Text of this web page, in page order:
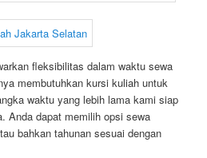
fleksibilitas dalam waktu sewa
membutuhkan kursi kuliah untuk
waktu yang lebih lama kami siap
Anda dapat memilih opsi sewa
bahkan tahunan sesuai dengan